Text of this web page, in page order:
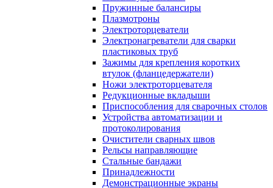
Пружинные балансиры
Плазмотроны
Электроторцеватели
Электронагреватели для сварки
пластиковых труб
Зажимы для крепления коротких
втулок (фланцедержатели)
Ножи электроторцевателя
Редукционные вкладыши
Приспособления для сварочных столов
Устройства автоматизации и
протоколирования
Очистители сварных швов
Рельсы направляющие
Стальные бандажи
Принадлежности
Демонстрационные экраны